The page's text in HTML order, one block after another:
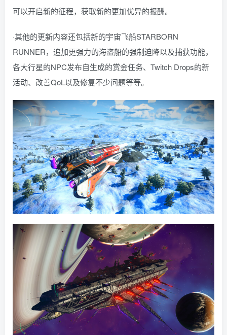
可以开启新的征程，获取新的更加优异的报酬。
·其他的更新内容还包括新的宇宙飞船STARBORN
RUNNER，追加更强力的海盗船的强制迫降以及捕获功能，
各大行星的NPC发布自生成的赏金任务、Twitch Drops的新
活动、改善QoL以及修复不少问题等等。